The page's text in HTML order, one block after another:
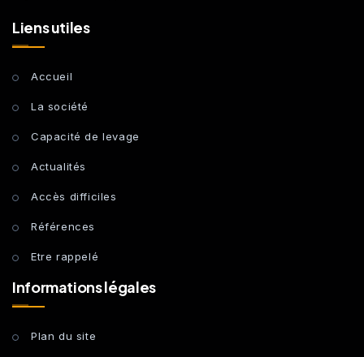
Liens utiles
Accueil
La société
Capacité de levage
Actualités
Accès difficiles
Références
Etre rappelé
Informations légales
Plan du site